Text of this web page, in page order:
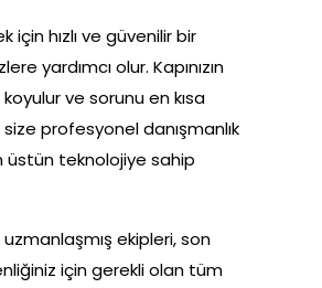
hızlı ve güvenilir bir
yardımcı olur. Kapınızın
ve sorunu en kısa
profesyonel danışmanlık
üstün teknolojiye sahip
ekipleri, son
için gerekli olan tüm